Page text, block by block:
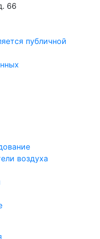
66
публичной
воздуха